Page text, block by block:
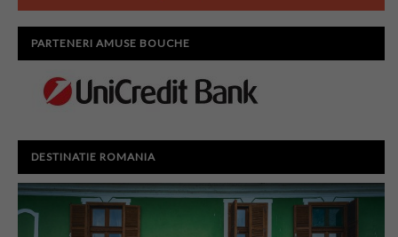
PARTENERI AMUSE BOUCHE
DESTINATIE ROMANIA